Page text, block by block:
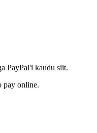
PayPal'i kaudu siit.
pay online.